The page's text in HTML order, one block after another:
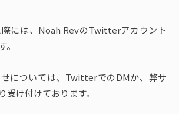
には、Noah RevのTwitterアカウント
については、TwitterでのDMか、弊サ
受け付けております。